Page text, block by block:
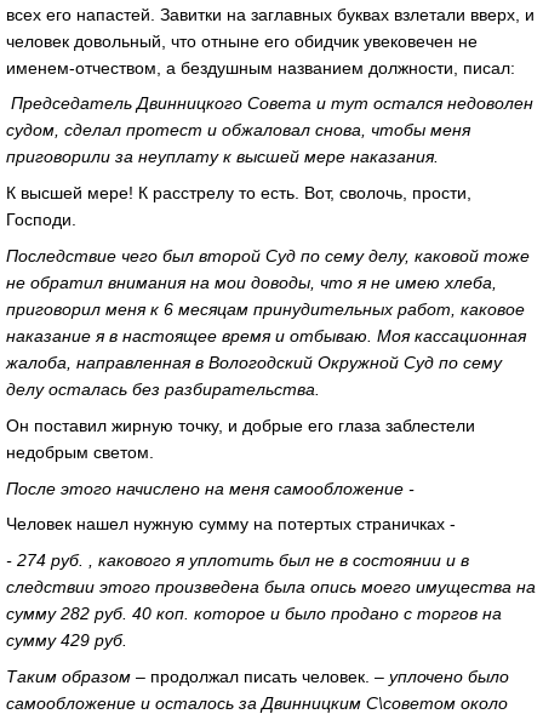
всех его напастей. Завитки на заглавных буквах взлетали вверх, и
человек довольный, что отныне его обидчик увековечен не
именем-отчеством, а бездушным названием должности, писал:
Председатель Двинницкого Совета и тут остался недоволен
судом, сделал протест и обжаловал снова, чтобы меня
приговорили за неуплату к высшей мере наказания.
К высшей мере! К расстрелу то есть. Вот, сволочь, прости,
Господи.
Последствие чего был второй Суд по сему делу, каковой тоже
не обратил внимания на мои доводы, что я не имею хлеба,
приговорил меня к 6 месяцам принудительных работ, каковое
наказание я в настоящее время и отбываю. Моя кассационная
жалоба, направленная в Вологодский Окружной Суд по сему
делу осталась без разбирательства.
Он поставил жирную точку, и добрые его глаза заблестели
недобрым светом.
После этого начислено на меня самообложение -
Человек нашел нужную сумму на потертых страничках -
- 274 руб. , какового я уплотить был не в состоянии и в
следствии этого произведена была опись моего имущества на
сумму 282 руб. 40 коп. которое и было продано с торгов на
сумму 429 руб.
Таким образом – продолжал писать человек. – уплочено было
самообложение и осталось за Двинницким С\советом около